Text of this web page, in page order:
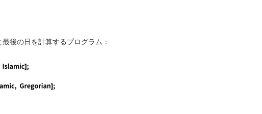
後の日を計算するプログラム：
ramadanstart}, islamicdate = CalendarChange[{year - 1,